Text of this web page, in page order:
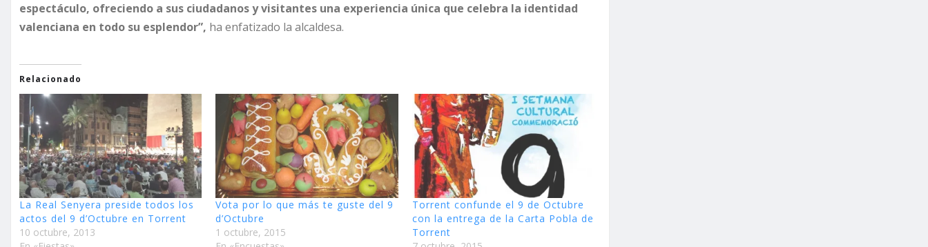
espectáculo, ofreciendo a sus ciudadanos y visitantes una experiencia única que celebra la identidad
valenciana en todo su esplendor”, ha enfatizado la alcaldesa.
Relacionado
La Real Senyera preside todos los
actos del 9 d’Octubre en Torrent
10 octubre, 2013
Vota por lo que más te guste del 9
d’Octubre
1 octubre, 2015
Torrent confunde el 9 de Octubre
con la entrega de la Carta Pobla de
Torrent